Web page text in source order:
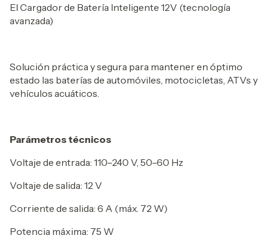
El Cargador de Batería Inteligente 12V (tecnología
avanzada)
Solución práctica y segura para mantener en óptimo
estado las baterías de automóviles, motocicletas, ATVs y
vehículos acuáticos.
Parámetros técnicos
Voltaje de entrada: 110–240 V, 50–60 Hz
Voltaje de salida: 12 V
Corriente de salida: 6 A (máx. 72 W)
Potencia máxima: 75 W